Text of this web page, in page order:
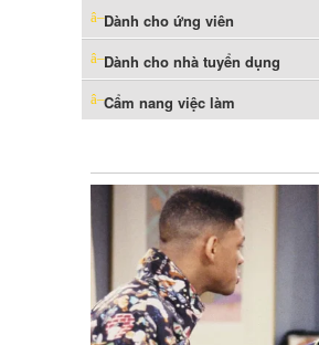
Dành cho ứng viên
Dành cho nhà tuyển dụng
Cẩm nang việc làm